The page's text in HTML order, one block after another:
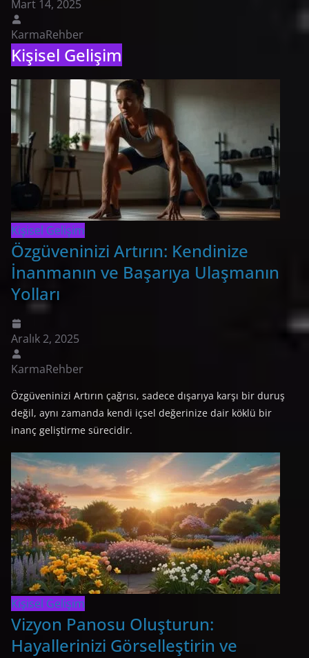
Mart 14, 2025
KarmaRehber
Kişisel Gelişim
Kişisel Gelişim
Özgüveninizi Artırın: Kendinize
İnanmanın ve Başarıya Ulaşmanın
Yolları
Aralık 2, 2025
KarmaRehber
Özgüveninizi Artırın çağrısı, sadece dışarıya karşı bir duruş
değil, aynı zamanda kendi içsel değerinize dair köklü bir
inanç geliştirme sürecidir.
Kişisel Gelişim
Vizyon Panosu Oluşturun:
Hayallerinizi Görselleştirin ve